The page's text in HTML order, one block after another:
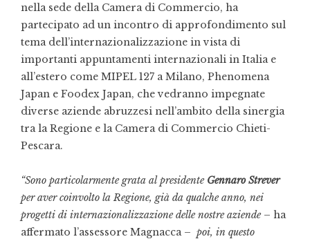
nella sede della Camera di Commercio, ha
partecipato ad un incontro di approfondimento sul
tema dell’internazionalizzazione in vista di
importanti appuntamenti internazionali in Italia e
all’estero come MIPEL 127 a Milano, Phenomena
Japan e Foodex Japan, che vedranno impegnate
diverse aziende abruzzesi nell’ambito della sinergia
tra la Regione e la Camera di Commercio Chieti-
Pescara.
“Sono particolarmente grata al presidente Gennaro Strever
per aver coinvolto la Regione, già da qualche anno, nei
progetti di internazionalizzazione delle nostre aziende– ha
affermato l’assessore Magnacca – poi, in questo